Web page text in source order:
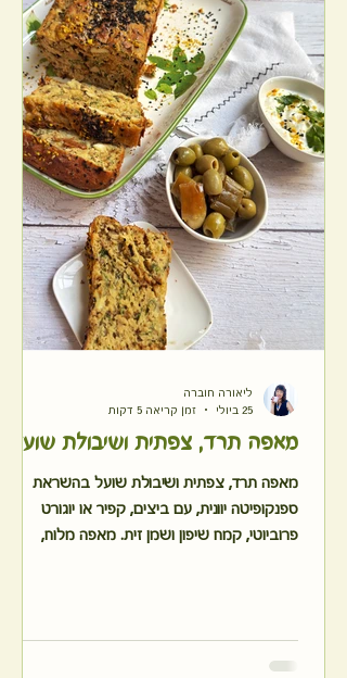
מאפה תרד, צפתית ושיבולת שועל
מאפה תרד, צפתית ושיבולת שועל בהשראת
ספנקופיטה יוונית, עם ביצים, קפיר או יוגורט
פרוביוטי, קמח שיפון ושמן זית. מאפה מלוח,
ליאורה חוברה
25 ביולי
זמן קריאה 5 דקות